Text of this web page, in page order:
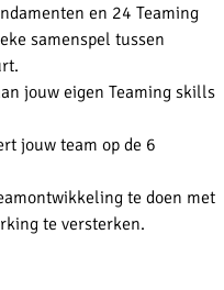
en 24 Teaming
samenspel tussen
jouw eigen Teaming skills
jouw team op de 6
te doen met
te versterken.